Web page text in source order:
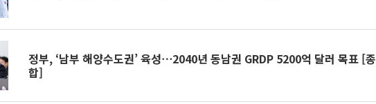
정부, ‘남부 해양수도권’ 육성⋯2040년 동남권 GRDP 5200억 달러 목표 [종
합]